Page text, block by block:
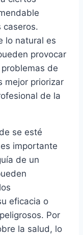
caseros.
lo natural es
provocar
de
mejor priorizar
de la
se esté
importante
de un
eficacia o
Por
la salud, lo